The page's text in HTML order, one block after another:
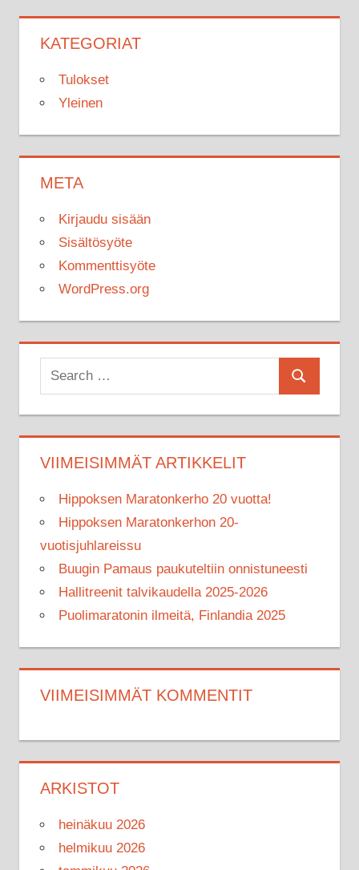
KATEGORIAT
Tulokset
Yleinen
META
Kirjaudu sisään
Sisältösyöte
Kommenttisyöte
WordPress.org
Search
for:
Search
VIIMEISIMMÄT ARTIKKELIT
Hippoksen Maratonkerho 20 vuotta!
Hippoksen Maratonkerhon 20-
vuotisjuhlareissu
Buugin Pamaus paukuteltiin onnistuneesti
Hallitreenit talvikaudella 2025-2026
Puolimaratonin ilmeitä, Finlandia 2025
VIIMEISIMMÄT KOMMENTIT
ARKISTOT
heinäkuu 2026
helmikuu 2026